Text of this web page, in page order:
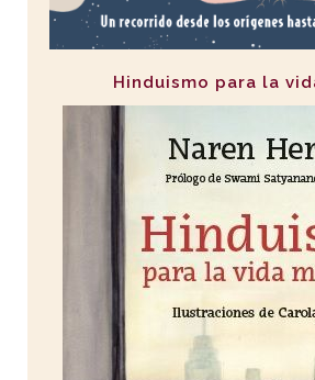
Hinduismo para la